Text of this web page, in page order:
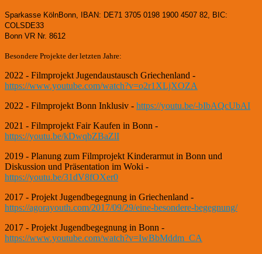
Sparkasse KölnBonn, IBAN: DE71 3705 0198 1900 4507 82, BIC:
COLSDE33
Bonn VR Nr. 8612
Besondere Projekte der letzten Jahre:
2022 - Filmprojekt Jugendaustausch Griechenland -
https://www.youtube.com/watch?v=o2r1XLjXOZA
2022 - Filmprojekt Bonn Inklusiv - https://youtu.be/-bIbAQcUbAI
2021 - Filmprojekt Fair Kaufen in Bonn -
https://youtu.be/kDwqbZBaZlI
2019 - Planung zum Filmprojekt Kinderarmut in Bonn und
Diskussion und Präsentation im Woki -
https://youtu.be/31dV8fOXer0
2017 - Projekt Jugendbegegnung in Griechenland -
https://agorayouth.com/2017/09/29/eine-besondere-begegnung/
2017 - Projekt Jugendbegegnung in Bonn -
https://www.youtube.com/watch?v=IwBbMddm_CA